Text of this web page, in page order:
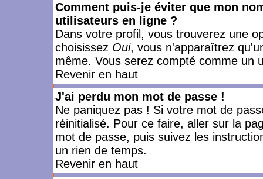
Comment puis-je éviter que mon
utilisateurs en ligne ?
Dans votre profil, vous trouverez une
choisissez Oui, vous n'apparaîtrez
même. Vous serez compté comme un
Revenir en haut
J'ai perdu mon mot de passe !
Ne paniquez pas ! Si votre mot de
réinitialisé. Pour ce faire, aller sur la
mot de passe, puis suivez les
un rien de temps.
Revenir en haut